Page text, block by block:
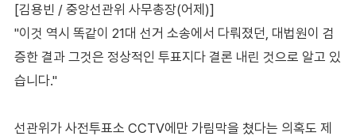
[김용빈 / 중앙선관위 사무총장(어제)]
"이것 역시 똑같이 21대 선거 소송에서 다뤄졌던, 대법원이 검
증한 결과 그것은 정상적인 투표지다 결론 내린 것으로 알고 있
습니다."
선관위가 사전투표소 CCTV에만 가림막을 쳤다는 의혹도 제